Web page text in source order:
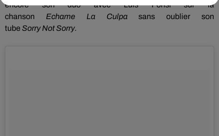
encore son duo avec Luis
Fonsi
sur la
chanson
EchameLa Culpa
sans oublier son
tube Sorry NotSorry.